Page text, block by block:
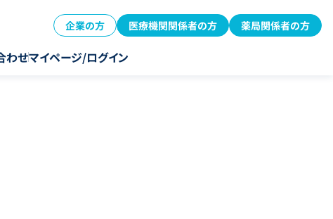
企業の方 医療機関関係者の方 薬局関係者の方
わせマイページ/ログイン